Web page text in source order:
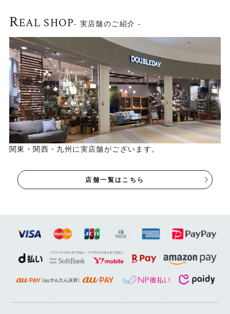
REAL SHOP- 実店舗のご紹介 -
関東・関西・九州に実店舗がございます。
店舗一覧はこちら